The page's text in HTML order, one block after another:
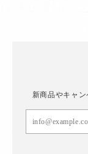
新商品やキャ